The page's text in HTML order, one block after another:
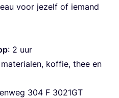
voor jezelf of iemand
: 2 uur
kof­fie, thee en
304 F 3021GT